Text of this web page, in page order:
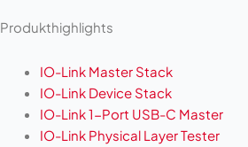
Produkthighlights
IO-Link Master Stack
IO-Link Device Stack
IO-Link 1-Port USB-C Master
IO-Link Physical Layer Tester